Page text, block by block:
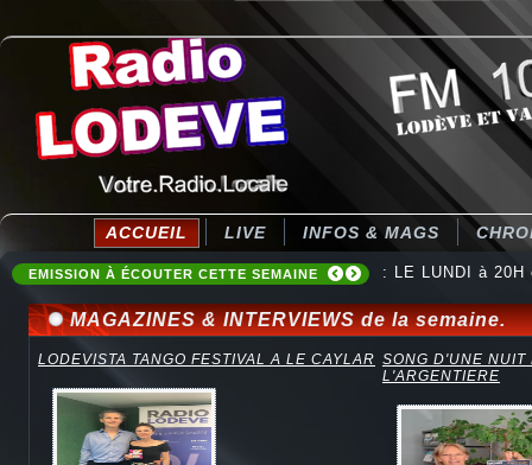
ACCUEIL LIVE INFOS & MAGS
EMISSION À ÉCOUTER CETTE SEMAINE : Destination
MAGAZINES & INTERVIEWS de la semaine.
LODEVISTA TANGO FESTIVAL A LE CAYLAR SONG D'UNE NUIT
L'ARGENTIERE